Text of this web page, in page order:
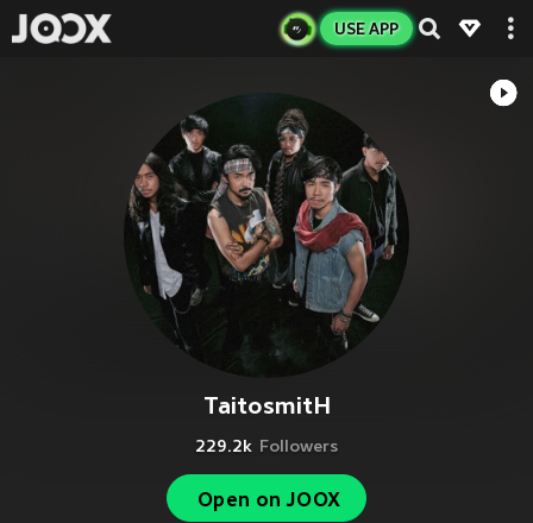
USE APP
TaitosmitH
229.2k Followers
Open on JOOX